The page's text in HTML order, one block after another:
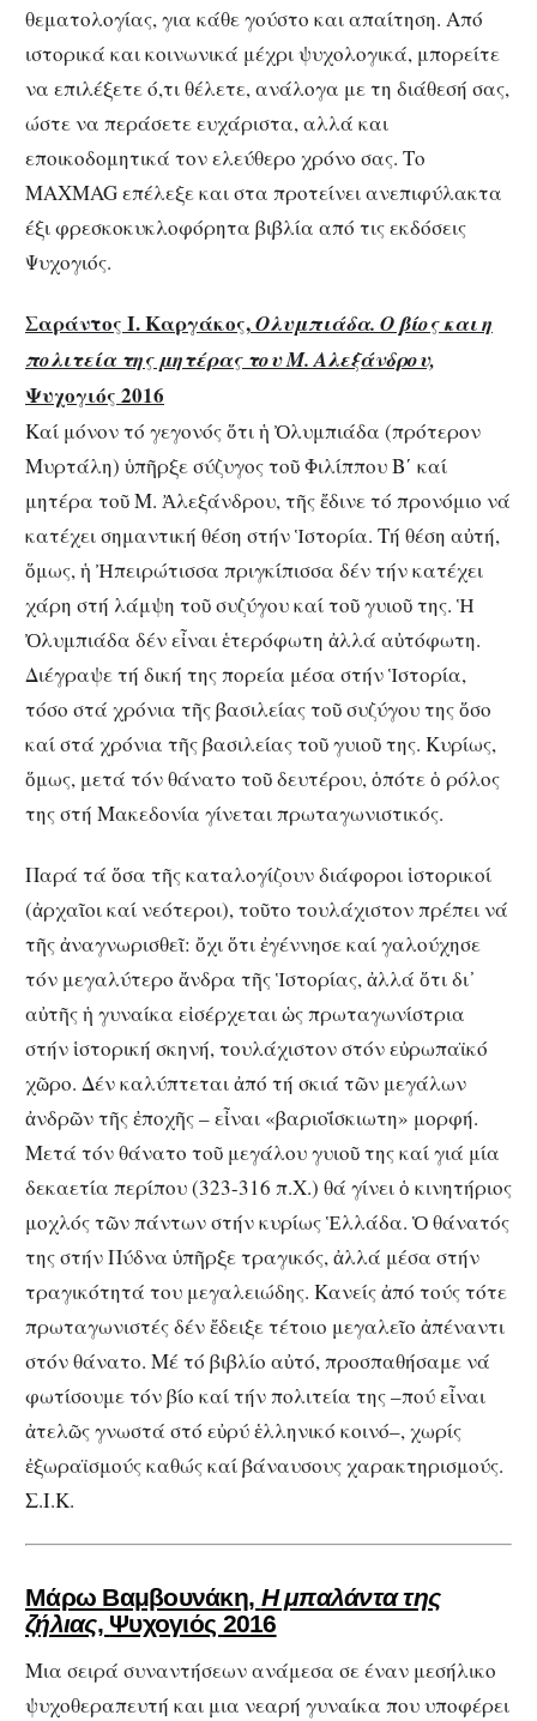
θεματολογίας, για κάθε γούστο και απαίτηση. Από
ιστορικά και κοινωνικά μέχρι ψυχολογικά, μπορείτε
να επιλέξετε ό,τι θέλετε, ανάλογα με τη διάθεσή σας,
ώστε να περάσετε ευχάριστα, αλλά και
εποικοδομητικά τον ελεύθερο χρόνο σας. Το
MAXMAG επέλεξε και στα προτείνει ανεπιφύλακτα
έξι φρεσκοκυκλοφόρητα βιβλία από τις εκδόσεις
Ψυχογιός.
Σαράντος Ι. Καργάκος,Ολυμπιάδα. Ο βίος και η
πολιτεία της μητέρας του Μ. Αλεξάνδρου,
Ψυχογιός 2016
Καί μόνον τό γεγονός ὅτι ἡ Ὀλυμπιάδα (πρότερον
Μυρτάλη) ὑπῆρξε σύζυγος τοῦ Φιλίππου Β΄ καί
μητέρα τοῦ Μ. Ἀλεξάνδρου, τῆς ἔδινε τό προνόμιο νά
κατέχει σημαντική θέση στήν Ἱστορία. Τή θέση αὐτή,
ὅμως, ἡ Ἠπειρώτισσα πριγκίπισσα δέν τήν κατέχει
χάρη στή λάμψη τοῦ συζύγου καί τοῦ γυιοῦ της. Ἡ
Ὀλυμπιάδα δέν εἶναι ἑτερόφωτη ἀλλά αὐτόφωτη.
Διέγραψε τή δική της πορεία μέσα στήν Ἱστορία,
τόσο στά χρόνια τῆς βασιλείας τοῦ συζύγου της ὅσο
καί στά χρόνια τῆς βασιλείας τοῦ γυιοῦ της. Κυρίως,
ὅμως, μετά τόν θάνατο τοῦ δευτέρου, ὁπότε ὁ ρόλος
της στή Μακεδονία γίνεται πρωταγωνιστικός.
Παρά τά ὅσα τῆς καταλογίζουν διάφοροι ἱστορικοί
(ἀρχαῖοι καί νεότεροι), τοῦτο τουλάχιστον πρέπει νά
τῆς ἀναγνωρισθεῖ: ὄχι ὅτι ἐγέννησε καί γαλούχησε
τόν μεγαλύτερο ἄνδρα τῆς Ἱστορίας, ἀλλά ὅτι δι᾽
αὐτῆς ἡ γυναίκα εἰσέρχεται ὡς πρωταγωνίστρια
στήν ἱστορική σκηνή, τουλάχιστον στόν εὐρωπαϊκό
χῶρο. Δέν καλύπτεται ἀπό τή σκιά τῶν μεγάλων
ἀνδρῶν τῆς ἐποχῆς – εἶναι «βαριοΐσκιωτη» μορφή.
Μετά τόν θάνατο τοῦ μεγάλου γυιοῦ της καί γιά μία
δεκαετία περίπου (323-316 π.Χ.) θά γίνει ὁ κινητήριος
μοχλός τῶν πάντων στήν κυρίως Ἑλλάδα. Ὁ θάνατός
της στήν Πύδνα ὑπῆρξε τραγικός, ἀλλά μέσα στήν
τραγικότητά του μεγαλειώδης. Κανείς ἀπό τούς τότε
πρωταγωνιστές δέν ἔδειξε τέτοιο μεγαλεῖο ἀπέναντι
στόν θάνατο. Μέ τό βιβλίο αὐτό, προσπαθήσαμε νά
φωτίσουμε τόν βίο καί τήν πολιτεία της –πού εἶναι
ἀτελῶς γνωστά στό εὐρύ ἑλληνικό κοινό–, χωρίς
ἐξωραϊσμούς καθώς καί βάναυσους χαρακτηρισμούς.
Σ.Ι.Κ.
Μάρω Βαμβουνάκη, Η μπαλάντα της
ζήλιας, Ψυχογιός 2016
Μια σειρά συναντήσεων ανάμεσα σε έναν μεσήλικο
ψυχοθεραπευτή και μια νεαρή γυναίκα που υποφέρει